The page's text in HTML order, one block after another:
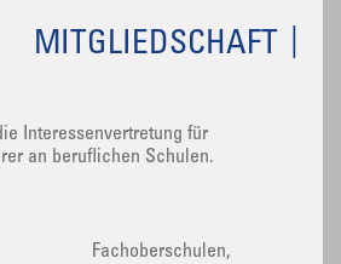
MITGLIEDSCHAFT
Interessenvertretung für
an beruflichen Schulen.
Fachoberschulen,